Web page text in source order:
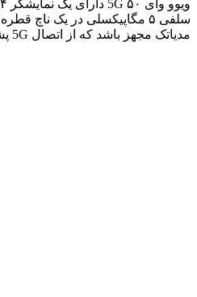
مدیاتک مجهز باشد که از اتصال 5G پشتیبانی می‌کند.